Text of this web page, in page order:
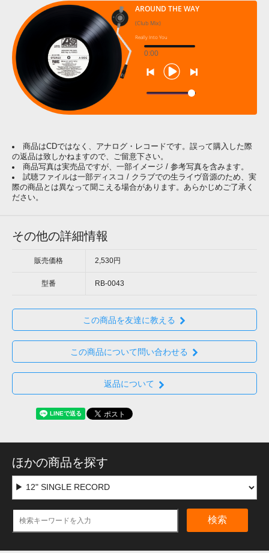
AROUND THE WAY
(Club Mix)
Really Into You
0:00
商品はCDではなく、アナログ・レコードです。誤って購入した際
の返品は致しかねますので、ご留意下さい。
商品写真は実売品ですが、一部イメージ / 参考写真を含みます。
試聴ファイルは一部ディスコ / クラブでの生ライヴ音源のため、実
際の商品とは異なって聞こえる場合があります。あらかじめご了承く
ださい。
その他の詳細情報
販売価格 2,530円
型番 RB-0043
この商品を友達に教える
この商品について問い合わせる
返品について
ほかの商品を探す
検索